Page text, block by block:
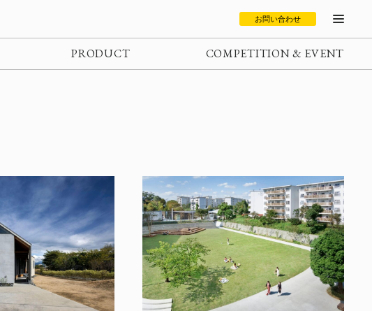
お問い合わせ
PRODUCT COMPETITION & EVENT